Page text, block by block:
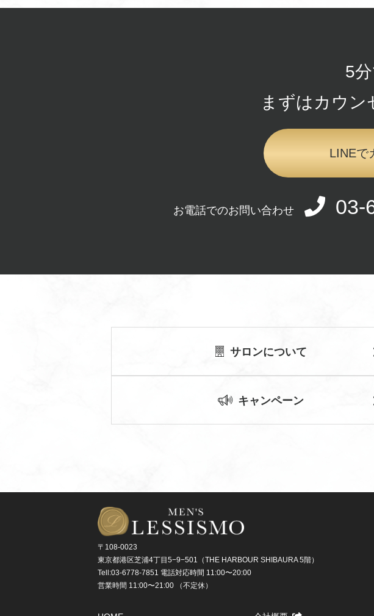
5
まずはカウン
LINEで
お電話でのお問い合わせ 03-
サロンについて
キャンペーン
〒108-0023
東京都港区芝浦4丁目5−9−501 （THE HARBOUR SHIBAURA 5階）
Tell:03-6778-7851 電話対応時間 11:00〜20:00
営業時間 11:00〜21:00 （不定休）